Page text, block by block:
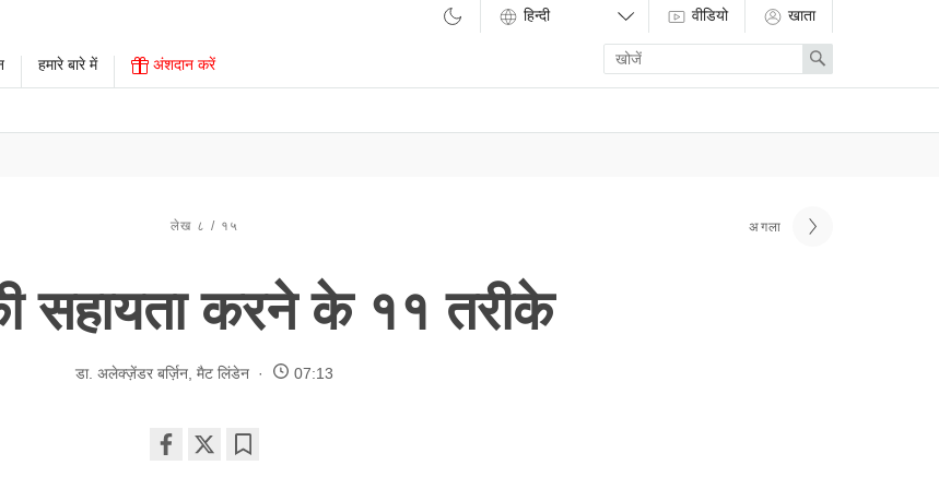
हमारे बारे में अंशदान करें
वीडियो खाता
Enter
search
term
Search
लेख ८ / १५ अगला
सहायता करने के ११ तरीके
डा. अलेक्ज़ेंडर बर्ज़िन मैट लिंडेन 07:13